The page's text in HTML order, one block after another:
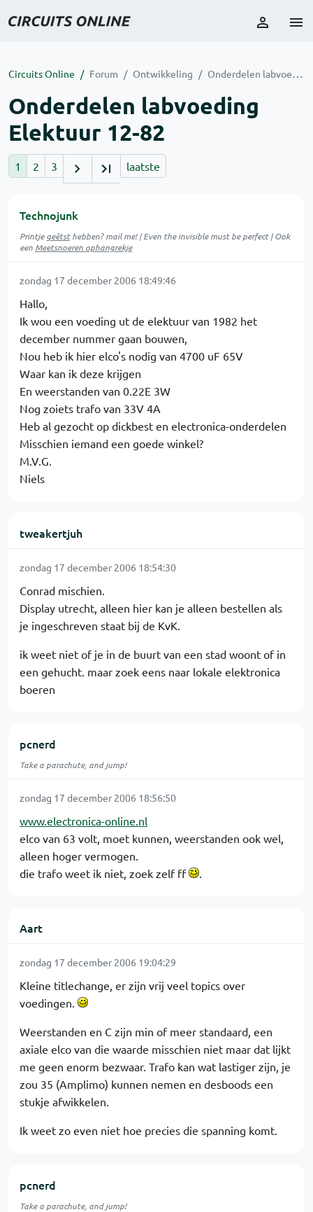
Circuits Online Forum Ontwikkeling Onderdelen labvoeding Elektuur 12-82
Onderdelen labvoeding
Elektuur 12-82
1 2 3 laatste
Technojunk
Printjegeëtsthebben? mail me! | Even the invisible must be perfect | Ook
een Meetsnoeren ophangrekje
zondag 17 december 2006 18:49:46
Hallo,
Ik wou een voeding ut de elektuur van 1982 het
december nummer gaan bouwen,
Nou heb ik hier elco's nodig van 4700 uF 65V
Waar kan ik deze krijgen
En weerstanden van 0.22E 3W
Nog zoiets trafo van 33V 4A
Heb al gezocht op dickbest en electronica-onderdelen
Misschien iemand een goede winkel?
M.V.G.
Niels
tweakertjuh
zondag 17 december 2006 18:54:30
Conrad mischien.
Display utrecht, alleen hier kan je alleen bestellen als
je ingeschreven staat bij de KvK.
ik weet niet of je in de buurt van een stad woont of in
een gehucht. maar zoek eens naar lokale elektronica
boeren
pcnerd
Take a parachute, and jump!
zondag 17 december 2006 18:56:50
www.electronica-online.nl
elco van 63 volt, moet kunnen, weerstanden ook wel,
alleen hoger vermogen.
die trafo weet ik niet, zoek zelf ff
.
Aart
zondag 17 december 2006 19:04:29
Kleine titlechange, er zijn vrij veel topics over
voedingen.
Weerstanden en C zijn min of meer standaard, een
axiale elco van die waarde misschien niet maar dat lijkt
me geen enorm bezwaar. Trafo kan wat lastiger zijn, je
zou 35 (Amplimo) kunnen nemen en desboods een
stukje afwikkelen.
Ik weet zo even niet hoe precies die spanning komt.
pcnerd
Take a parachute, and jump!